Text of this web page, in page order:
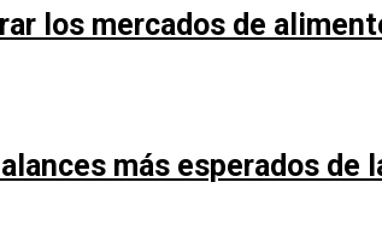
los mercados de
más esperados de